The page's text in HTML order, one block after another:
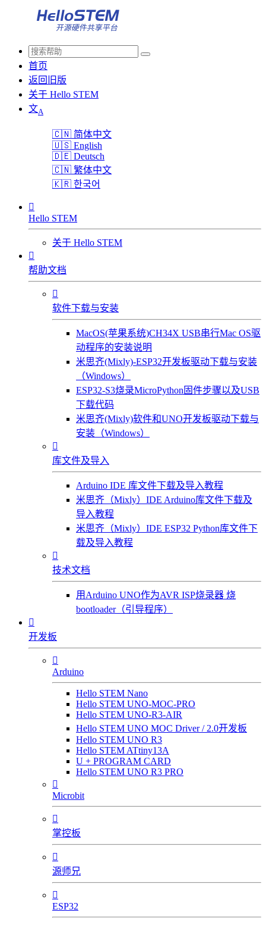
首页
返回旧版
关于 Hello STEM
文A
🇨🇳 简体中文
🇺🇸 English
🇩🇪 Deutsch
🇨🇳 繁体中文
🇰🇷 한국어

Hello STEM
关于 Hello STEM

帮助文档

软件下载与安装
MacOS(苹果系统)CH34X USB串行Mac OS驱
动程序的安装说明
米思齐(Mixly)-ESP32开发板驱动下载与安装
（Windows）
ESP32-S3烧录MicroPython固件步骤以及USB
下载代码
米思齐(Mixly)软件和UNO开发板驱动下载与
安装（Windows）

库文件及导入
Arduino IDE 库文件下载及导入教程
米思齐（Mixly）IDE Arduino库文件下载及
导入教程
米思齐（Mixly）IDE ESP32 Python库文件下
载及导入教程

技术文档
用Arduino UNO作为AVR ISP烧录器 烧
bootloader（引导程序）

开发板

Arduino
Hello STEM Nano
Hello STEM UNO-MOC-PRO
Hello STEM UNO-R3-AIR
Hello STEM UNO MOC Driver / 2.0开发板
Hello STEM UNO R3
Hello STEM ATtiny13A
U + PROGRAM CARD
Hello STEM UNO R3 PRO

Microbit

掌控板

源师兄

ESP32